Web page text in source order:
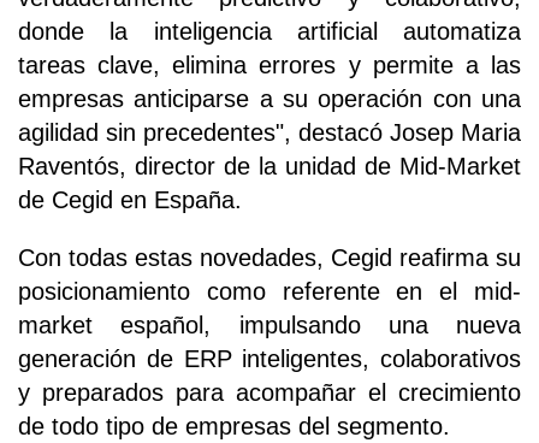
donde la inteligencia artificial automatiza
tareas clave, elimina errores y permite a las
empresas anticiparse a su operación con una
agilidad sin precedentes", destacó Josep Maria
Raventós, director de la unidad de Mid-Market
de Cegid en España.
Con todas estas novedades, Cegid reafirma su
posicionamiento como referente en el mid-
market español, impulsando una nueva
generación de ERP inteligentes, colaborativos
y preparados para acompañar el crecimiento
de todo tipo de empresas del segmento.